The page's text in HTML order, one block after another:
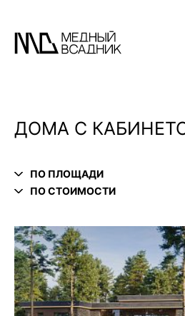
ДОМА С
ПО ПЛОЩАДИ
ПО СТОИМОСТИ